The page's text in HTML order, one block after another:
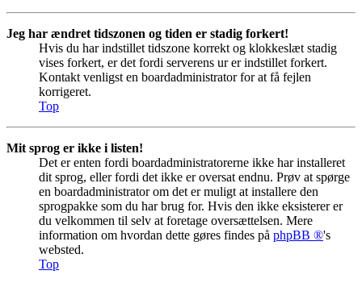
Jeg har ændret tidszonen og tiden er stadig forkert!
Hvis du har indstillet tidszone korrekt og klokkeslæt stadig
vises forkert, er det fordi serverens ur er indstillet forkert.
Kontakt venligst en boardadministrator for at få fejlen
korrigeret.
Top
Mit sprog er ikke i listen!
Det er enten fordi boardadministratorerne ikke har installeret
dit sprog, eller fordi det ikke er oversat endnu. Prøv at spørge
en boardadministrator om det er muligt at installere den
sprogpakke som du har brug for. Hvis den ikke eksisterer er
du velkommen til selv at foretage oversættelsen. Mere
information om hvordan dette gøres findes på phpBB ®'s
websted.
Top